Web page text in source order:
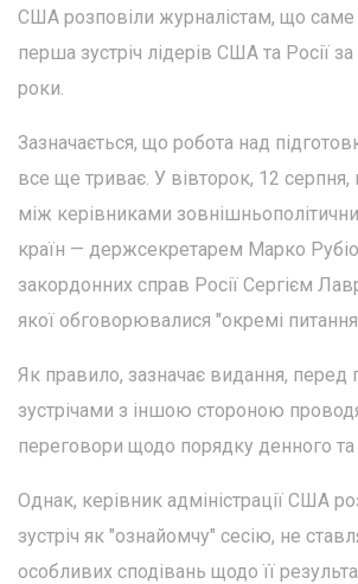
США розповіли журналістам, що саме
перша зустріч лідерів США та Росії за
роки.
Зазначається, що робота над
все ще триває. У вівторок, 12 серпня,
між керівниками
країн — держсекретарем Марко Рубіо
закордонних справ Росії Сергієм
якої обговорювалися "окремі питання
Як правило, зазначає видання, перед
зустрічами з іншою стороною
переговори щодо порядку денного та
Однак, керівник адміністрації США
зустріч як "ознайомчу" сесію, не
особливих сподівань щодо її